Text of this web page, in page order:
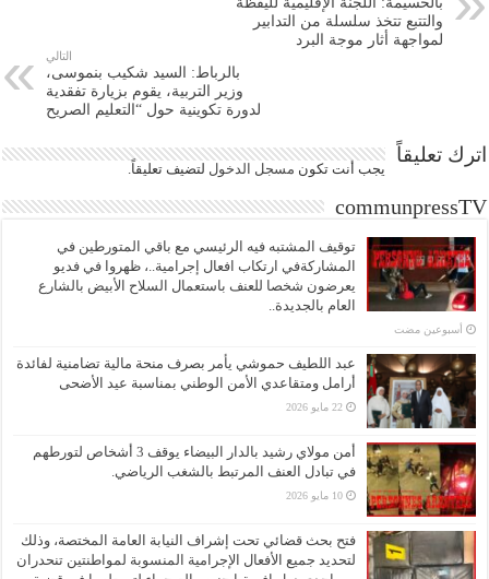
والتتبع تتخذ سلسلة من التدابير
لمواجهة أثار موجة البرد
التالي
بالرباط: السيد شكيب بنموسى،
وزير التربية، يقوم بزيارة تفقدية
لدورة تكوينية حول “التعليم الصريح
اترك تعليقاً
يجب أنت تكون مسجل الدخول لتضيف تعليقاً.
communpressTV
توقيف المشتبه فيه الرئيسي مع باقي المتورطين في
المشاركةفي ارتكاب افعال إجرامية..، ظهروا في فديو
يعرضون شخصا للعنف باستعمال السلاح الأبيض بالشارع
العام بالجديدة..
‏أسبوعين مضت
عبد اللطيف حموشي يأمر بصرف منحة مالية تضامنية لفائدة
أرامل ومتقاعدي الأمن الوطني بمناسبة عيد الأضحى
22 مايو 2026
أمن مولاي رشيد بالدار البيضاء يوقف 3 أشخاص لتورطهم
في تبادل العنف المرتبط بالشغب الرياضي.
10 مايو 2026
فتح بحث قضائي تحت إشراف النيابة العامة المختصة، وذلك
لتحديد جميع الأفعال الإجرامية المنسوبة لمواطنتين تنحدران